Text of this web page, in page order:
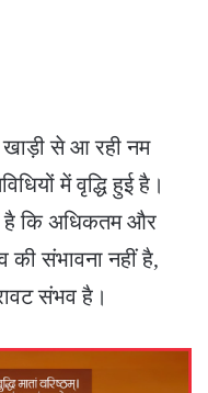
खाड़ी से आ रही नम
में वृद्धि हुई है।
है कि अधिकतम और
की संभावना नहीं है,
संभव है।